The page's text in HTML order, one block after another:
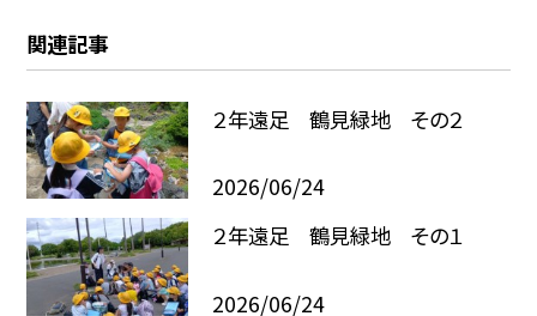
関連記事
２年遠足 鶴見緑地 その２
2026/06/24
２年遠足 鶴見緑地 その１
2026/06/24